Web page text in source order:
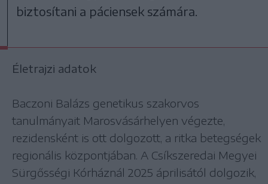
biztosítani a páciensek számára.
Életrajzi adatok
Baczoni Balázs genetikus szakorvos
tanulmányait Marosvásárhelyen végezte,
rezidensként is ott dolgozott, a ritka betegségek
regionális központjában. A Csíkszeredai Megyei
Sürgősségi Kórháznál 2025 áprilisától dolgozik,